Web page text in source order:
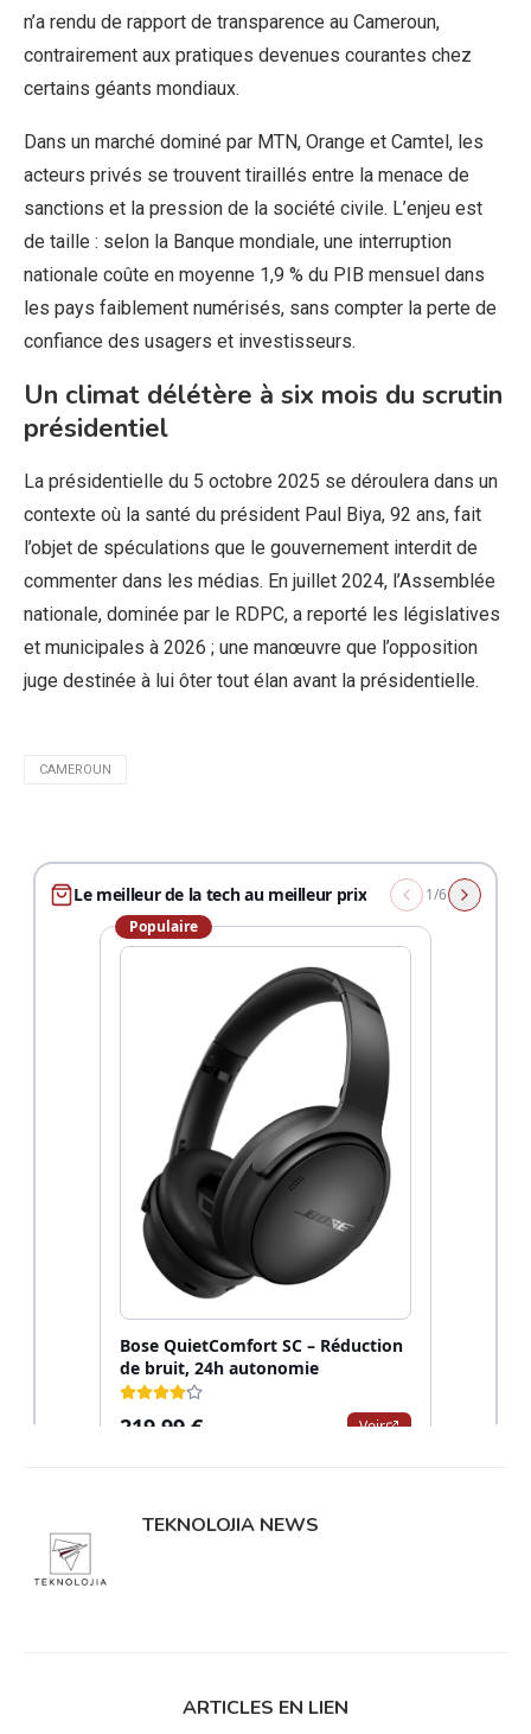
n’a rendu de rapport de transparence au Cameroun,
contrairement aux pratiques devenues courantes chez
certains géants mondiaux.
Dans un marché dominé par MTN, Orange et Camtel, les
acteurs privés se trouvent tiraillés entre la menace de
sanctions et la pression de la société civile. L’enjeu est
de taille : selon la Banque mondiale, une interruption
nationale coûte en moyenne 1,9 % du PIB mensuel dans
les pays faiblement numérisés, sans compter la perte de
confiance des usagers et investisseurs.
Un climat délétère à six mois du scrutin
présidentiel
La présidentielle du 5 octobre 2025 se déroulera dans un
contexte où la santé du président Paul Biya, 92 ans, fait
l’objet de spéculations que le gouvernement interdit de
commenter dans les médias. En juillet 2024, l’Assemblée
nationale, dominée par le RDPC, a reporté les législatives
et municipales à 2026 ; une manœuvre que l’opposition
juge destinée à lui ôter tout élan avant la présidentielle.
CAMEROUN
TEKNOLOJIA NEWS
ARTICLES EN LIEN